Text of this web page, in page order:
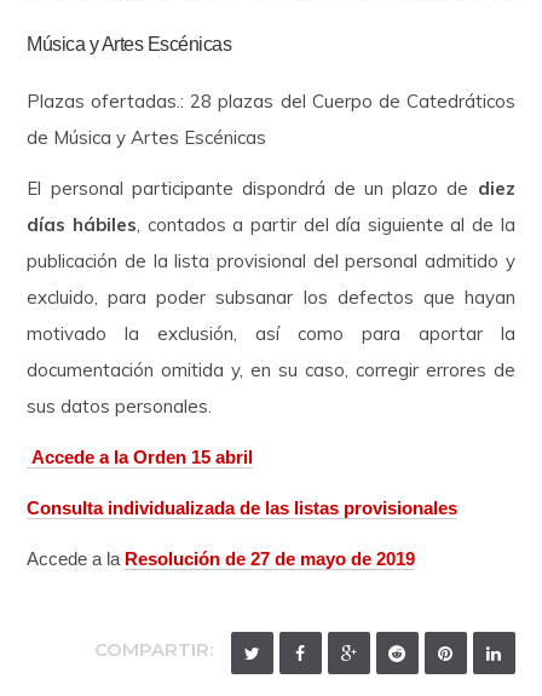
Música y Artes Escénicas
Plazas ofertadas.: 28 plazas del Cuerpo de Catedráticos
de Música y Artes Escénicas
El personal participante dispondrá de un plazo de diez
días hábiles, contados a partir del día siguiente al de la
publicación de la lista provisional del personal admitido y
excluido, para poder subsanar los defectos que hayan
motivado la exclusión, así como para aportar la
documentación omitida y, en su caso, corregir errores de
sus datos personales.
Accede a la Orden 15 abril
Consulta individualizada de las listas provisionales
Accede a la Resolución de 27 de mayo de 2019
COMPARTIR: